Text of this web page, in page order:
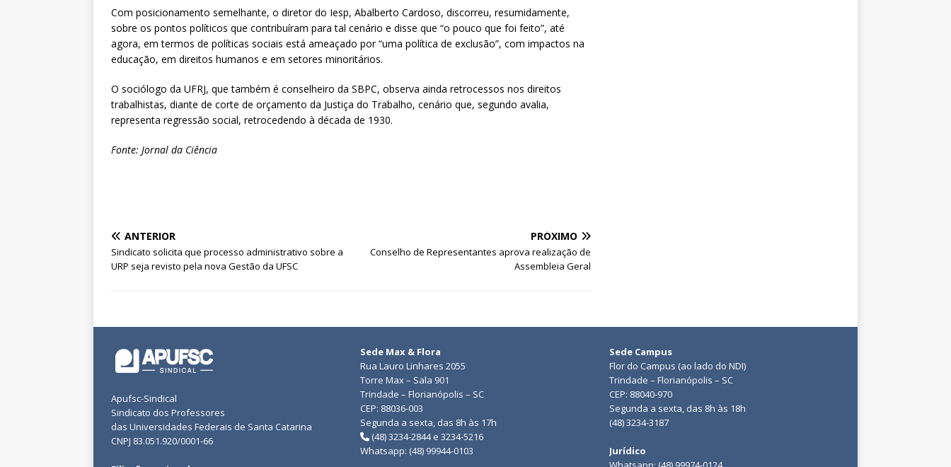
Com posicionamento semelhante, o diretor do Iesp, Abalberto Cardoso, discorreu, resumidamente,
sobre os pontos políticos que contribuíram para tal cenário e disse que “o pouco que foi feito”, até
agora, em termos de políticas sociais está ameaçado por “uma política de exclusão”, com impactos na
educação, em direitos humanos e em setores minoritários.
O sociólogo da UFRJ, que também é conselheiro da SBPC, observa ainda retrocessos nos direitos
trabalhistas, diante de corte de orçamento da Justiça do Trabalho, cenário que, segundo avalia,
representa regressão social, retrocedendo à década de 1930.
Fonte: Jornal da Ciência
ANTERIOR
Sindicato solicita que processo administrativo sobre a
URP seja revisto pela nova Gestão da UFSC
PRÓXIMO
Conselho de Representantes aprova realização de
Assembleia Geral
Apufsc-Sindical
Sindicato dos Professores
das Universidades Federais de Santa Catarina
CNPJ 83.051.920/0001-66
Sede Max & Flora
Rua Lauro Linhares 2055
Torre Max – Sala 901
Trindade – Florianópolis – SC
CEP: 88036-003
Segunda a sexta, das 8h às 17h
(48) 3234-2844 e 3234-5216
Whatsapp: (48) 99944-0103
Sede Campus
Flor do Campus (ao lado do NDI)
Trindade – Florianópolis – SC
CEP: 88040-970
Segunda a sexta, das 8h às 18h
(48) 3234-3187
Jurídico